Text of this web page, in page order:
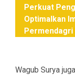
Perkuat
Optimalkan
Permendagri
Wagub Surya